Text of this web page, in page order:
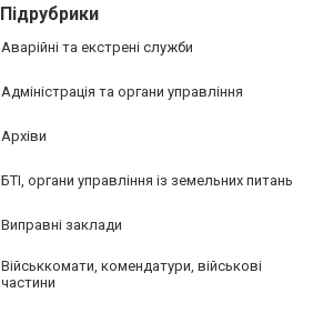
Підрубрики
Аварійні та екстрені служби
Адміністрація та органи управління
Архіви
БТІ, органи управління із земельних питань
Виправні заклади
Військкомати, комендатури, військові
частини